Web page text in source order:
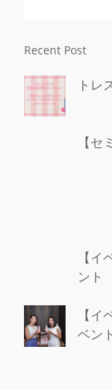
Recent Post
トレ
【
【
ント
【
ベント